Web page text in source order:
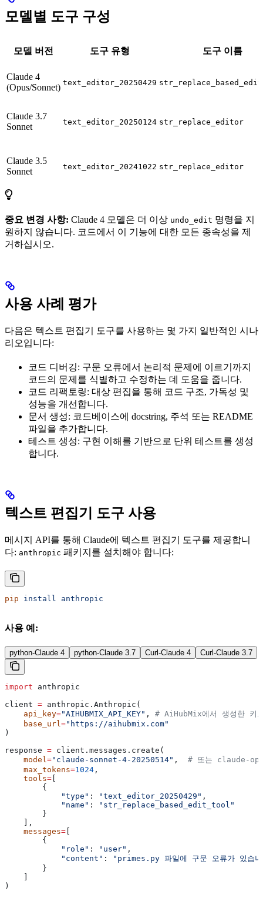
모델별 도구 구성
모델 버전 도구 유형 도구 이름
Claude 4
(Opus/Sonnet) text_editor_20250429
Claude 3.7
Sonnet
text_editor_20250124 str_replace_editor
Claude 3.5
Sonnet
text_editor_20241022 str_replace_editor
중요 변경 사항: Claude 4 모델은 더 이상 undo_edit 명령을 지
원하지 않습니다. 코드에서 이 기능에 대한 모든 종속성을 제
거하십시오.
사용 사례 평가
다음은 텍스트 편집기 도구를 사용하는 몇 가지 일반적인 시나
리오입니다:
코드 디버깅: 구문 오류에서 논리적 문제에 이르기까지
코드의 문제를 식별하고 수정하는 데 도움을 줍니다.
코드 리팩토링: 대상 편집을 통해 코드 구조, 가독성 및
성능을 개선합니다.
문서 생성: 코드베이스에 docstring, 주석 또는 README
파일을 추가합니다.
테스트 생성: 구현 이해를 기반으로 단위 테스트를 생성
합니다.
텍스트 편집기 도구 사용
메시지 API를 통해 Claude에 텍스트 편집기 도구를 제공합니
다: anthropic 패키지를 설치해야 합니다:
pip install anthropic
사용 예:
python-Claude 4 python-Claude 3.7 Curl-Claude 4 Curl-Claude 3.7
import anthropic
client = anthropic.Anthropic(
    api_key
="AIHUBMIX_API_KEY" , # AiHubMix에서 생성한 키
    base_url
="https://aihubmix.com"
)
response = client.messages.create(
    model
="claude-sonnet-4-20250514" , # 또는 claude-
    max_tokens
=1024 ,
    tools
=
        {
            "type"
: "text_editor_20250429" ,
            "name"
:
"str_replace_based_edit_tool"
        }
    ],
    messages
=
        {
            "role"
: "user" ,
            "content"
:
"primes.py 파일에 구문 오류가 있습
        }
)